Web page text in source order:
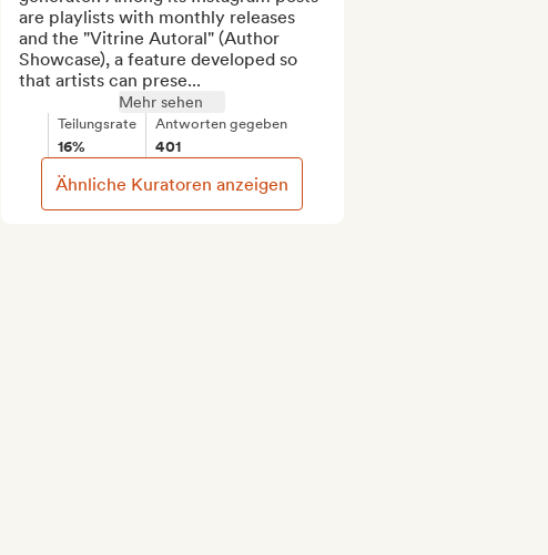
are playlists with monthly releases
and the "Vitrine Autoral" (Author
Showcase), a feature developed so
that artists can prese...
Mehr sehen
Teilungsrate
16%
Antworten gegeben
401
Ähnliche Kuratoren anzeigen